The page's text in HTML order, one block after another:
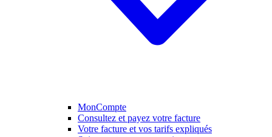
MonCompte
Consultez et payez votre facture
Votre facture et vos tarifs expliqués